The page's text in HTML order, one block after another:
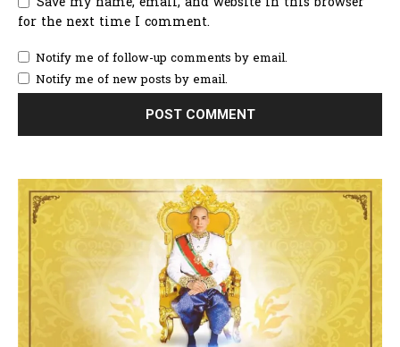
for the next time I comment.
Notify me of follow-up comments by email.
Notify me of new posts by email.